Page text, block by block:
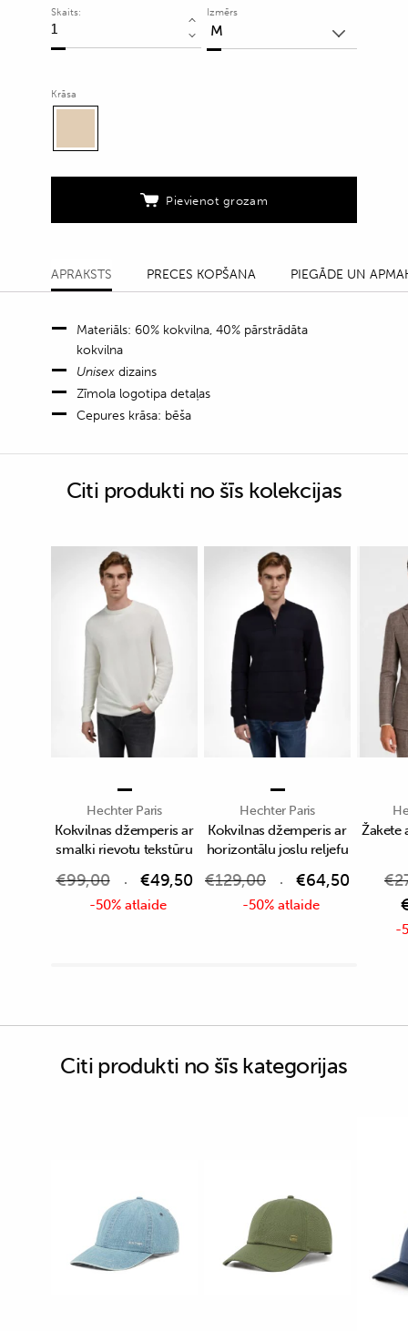
Skaits:
Kokvilnas
džinsu
ar
Izmērs
Krāsa
Pievienot grozam
APRAKSTS PRECES KOPŠANA PIEGĀDE UN
Materiāls: 60% kokvilna, 40% pārstrādāta
kokvilna
Unisex dizains
Zīmola logotipa detaļas
Cepures krāsa: bēša
Citi produkti no šīs kolekcijas
Hechter Paris
Kokvilnas džemperis ar
smalki rievotu tekstūru
€99,00 €49,50
-50% atlaide
Hechter Paris
Kokvilnas džemperis ar
horizontālu joslu reljefu
€129,00 €64,50
-50% atlaide
Žakete
€
-
Citi produkti no šīs kategorijas